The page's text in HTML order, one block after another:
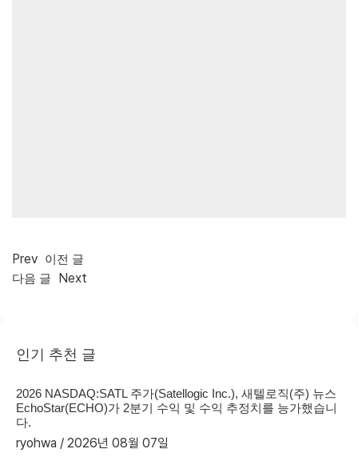
Prev 이전 글
다음 글
Next
인기 추천 글
2026 NASDAQ:SATL 주가(Satellogic Inc.), 새텔로직(주) 뉴스
EchoStar(ECHO)가 2분기 수익 및 수익 추정치를 능가했습니
다.
ryohwa 2026년 08월 07일